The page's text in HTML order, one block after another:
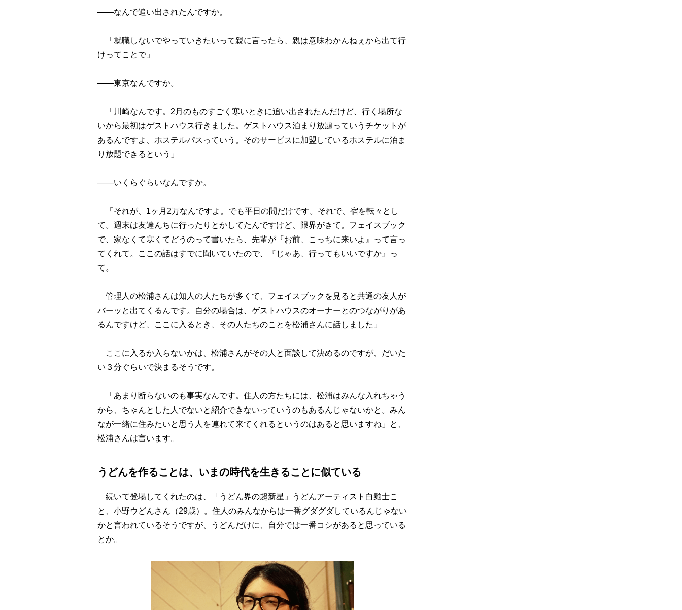
――なんで追い出されたんですか。
「就職しないでやっていきたいって親に言ったら、親は意味わかんねぇから出て行
けってことで」
――東京なんですか。
「川崎なんです。2月のものすごく寒いときに追い出されたんだけど、行く場所な
いから最初はゲストハウス行きました。ゲストハウス泊まり放題っていうチケットが
あるんですよ、ホステルパスっていう。そのサービスに加盟しているホステルに泊ま
り放題できるという」
――いくらぐらいなんですか。
「それが、1ヶ月2万なんですよ。でも平日の間だけです。それで、宿を転々とし
て。週末は友達んちに行ったりとかしてたんですけど、限界がきて。フェイスブック
で、家なくて寒くてどうのって書いたら、先輩が『お前、こっちに来いよ』って言っ
てくれて。ここの話はすでに聞いていたので、『じゃあ、行ってもいいですか』っ
て。
管理人の松浦さんは知人の人たちが多くて、フェイスブックを見ると共通の友人が
バーッと出てくるんです。自分の場合は、ゲストハウスのオーナーとのつながりがあ
るんですけど、ここに入るとき、その人たちのことを松浦さんに話しました」
ここに入るか入らないかは、松浦さんがその人と面談して決めるのですが、だいた
い３分ぐらいで決まるそうです。
「あまり断らないのも事実なんです。住人の方たちには、松浦はみんな入れちゃう
から、ちゃんとした人でないと紹介できないっていうのもあるんじゃないかと。みん
なが一緒に住みたいと思う人を連れて来てくれるというのはあると思いますね」と、
松浦さんは言います。
うどんを作ることは、いまの時代を生きることに似ている
続いて登場してくれたのは、「うどん界の超新星」うどんアーティスト白麺士こ
と、小野ウどんさん（29歳）。住人のみんなからは一番グダグダしているんじゃない
かと言われているそうですが、うどんだけに、自分では一番コシがあると思っている
とか。